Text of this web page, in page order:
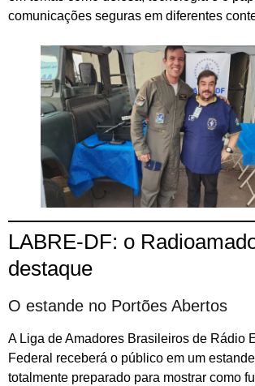
comunicações seguras em diferentes
LABRE-DF: o
destaque
O estande no Portões Abertos
A Liga de Amadores Brasileiros de Rádio
Federal receberá o público em um
totalmente preparado para mostrar como